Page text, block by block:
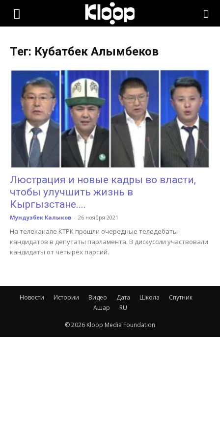
KLOOP.KG
Новости
Кыргызстана
Тег: Кубатбек Алымбеков
Люстрация и новые кадры во власти,
чтобы улучшить жизнь в
Кыргызстане....
Мундузбек Калыков - 26 ноября 2021
На телеканале КТРК прошли очередные теледебаты
кандидатов в депутаты парламента. В дискуссии участвовали
кандидаты от четырёх партий.
Новости Истории Видео Дата Школа
Спутник
Ашар
RU
© 2026 Kloop Media Foundation